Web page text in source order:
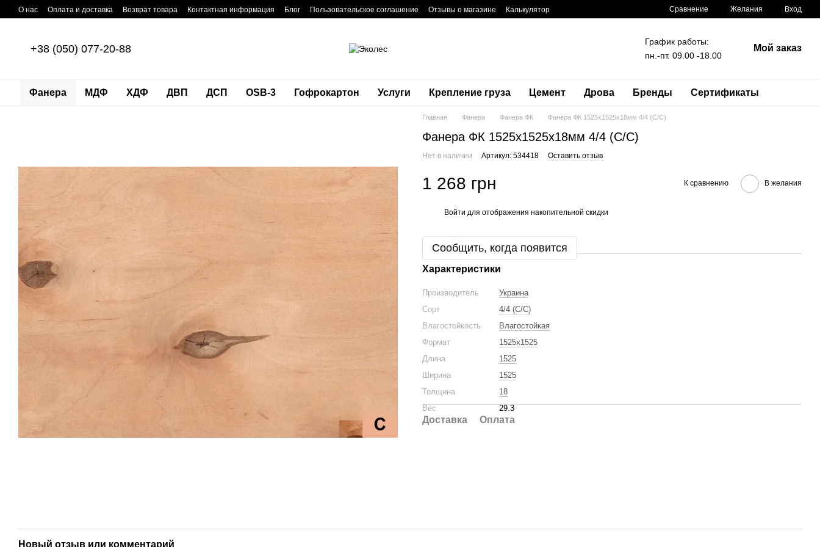
Перейти к основному контенту
О нас Оплата и доставка Возврат товара Контактная информация Блог Пользовательское соглашение Отзывы о магазине Калькулятор Сравнение Желания Вход
+38 (050) 077-20-88
График работы:
пн.-пт. 09.00 -18.00
Мой заказ
Фанера МДФ ХДФ ДВП ДСП OSB-3 Гофрокартон Услуги Крепление груза Цемент Дрова Бренды Сертификаты
Главная Фанера Фанера ФК Фанера ФК 1525x1525x18мм 4/4 (C/C)
Фанера ФК 1525x1525x18мм 4/4 (C/C)
Нет в наличии Артикул: 534418 Оставить отзыв
1 268 грн К сравнению В желания
Войти для отображения накопительной скидки
Сообщить, когда появится
Характеристики
Производитель
Украина
Сорт
4/4 (C/C)
Влагостойкость
Влагостойкая
Формат
1525x1525
Длина
1525
Ширина
1525
Толщина
18
Вес
29.3
Доставка Оплата
Новый отзыв или комментарий